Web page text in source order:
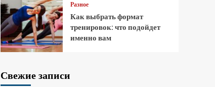
Разное
Как выбрать формат
тренировок: что подойдет
именно вам
Свежие записи